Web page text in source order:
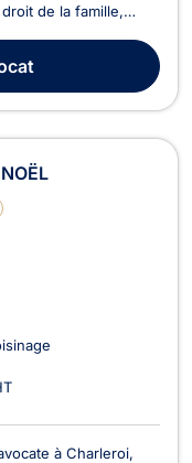
de la famille,
ses
enf...
à Charleroi,